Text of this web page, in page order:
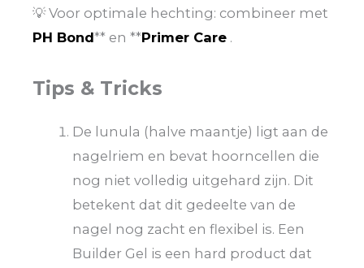
💡 Voor optimale hechting: combineer met
PH Bond** en **Primer Care .
Tips & Tricks
De lunula (halve maantje) ligt aan de
nagelriem en bevat hoorncellen die
nog niet volledig uitgehard zijn. Dit
betekent dat dit gedeelte van de
nagel nog zacht en flexibel is. Een
Builder Gel is een hard product dat